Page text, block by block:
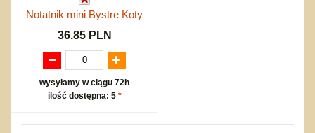
Notatnik mini Bystre Koty
36.85 PLN
wysyłamy w ciągu 72h
ilość dostępna: 5 *